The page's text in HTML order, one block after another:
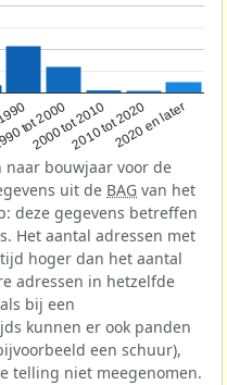
tot 2000
2000 tot 20102010 tot 20202020 en later
bouwjaar voor de
uit de BAG van het
deze gegevens betreffen
Het aantal adressen met
hoger dan het aantal
adressen in hetzelfde
bij een
kunnen er ook panden
een schuur),
telling niet meegenomen.